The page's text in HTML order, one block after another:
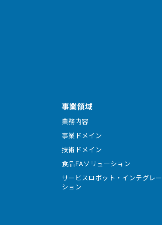
事業領域
業務内容
事業ドメイン
技術ドメイン
食品FAソリューション
サービスロボット・インテグレー
ション